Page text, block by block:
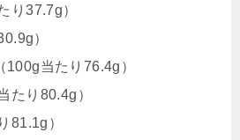
り37.7g）
）
100g当たり76.4g）
たり80.4g）
81.1g）